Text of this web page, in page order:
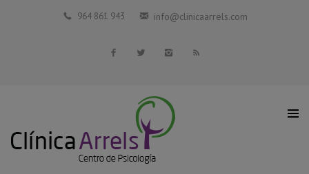
Blog
964 861 943 info@clinicaarrels.com